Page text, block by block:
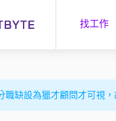
找工作
職缺設為獵才顧問才可視